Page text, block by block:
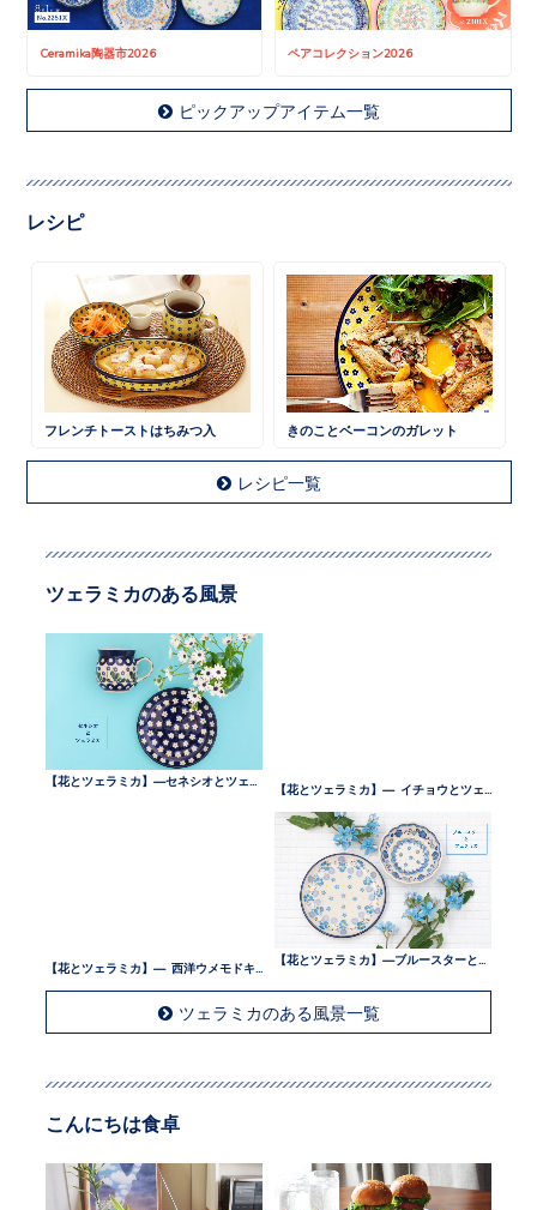
Ceramika陶器市2026 ペアコレクション2026
ピックアップアイテム一覧
レシピ
フレンチトーストはちみつ入 きのことベーコンのガレット
レシピ一覧
ツェラミカのある風景
ツェラミカのある風景一覧